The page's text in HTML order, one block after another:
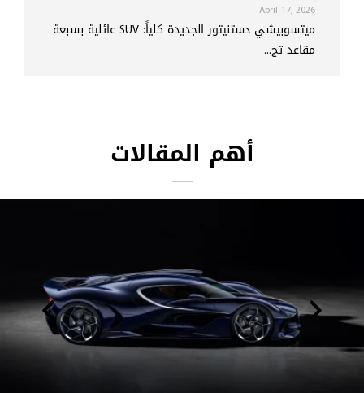
April 17, 2026
ميتسوبيشي دستنيتور الجديدة كلياً: SUV عائلية بسبعة
مقاعد تج...
أهم المقالات